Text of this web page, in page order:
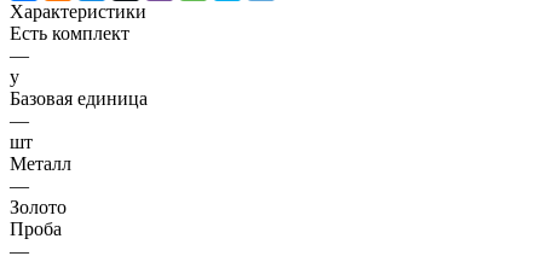
Характеристики
Есть комплект
—
y
Базовая единица
—
шт
Металл
—
Золото
Проба
—